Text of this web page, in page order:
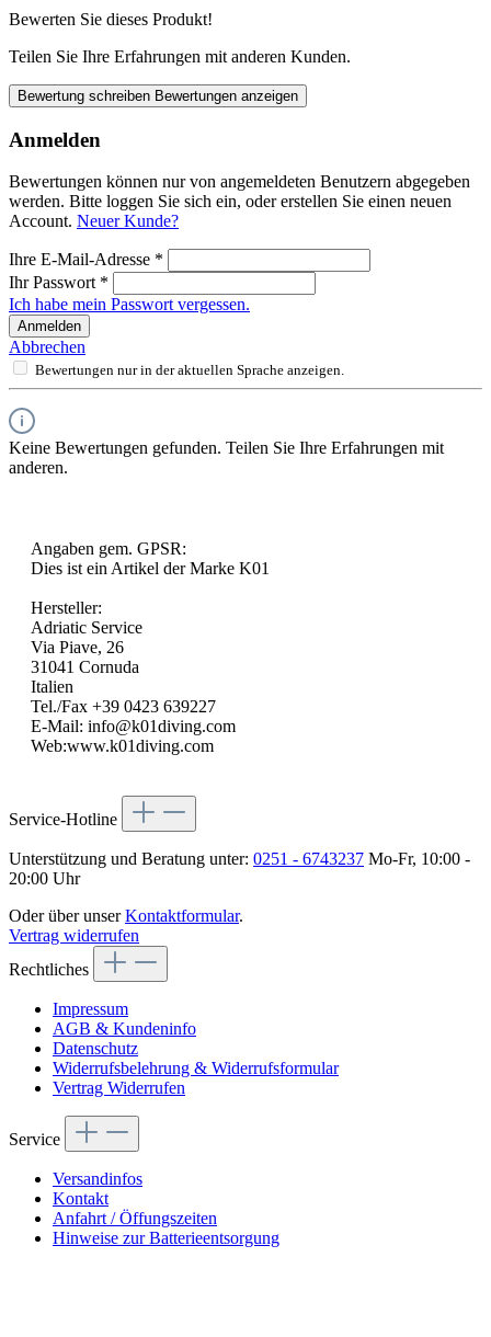
Bewerten Sie dieses Produkt!
Teilen Sie Ihre Erfahrungen mit anderen Kunden.
Bewertung schreiben Bewertungen anzeigen
Anmelden
Bewertungen können nur von angemeldeten Benutzern abgegeben
werden. Bitte loggen Sie sich ein, oder erstellen Sie einen neuen
Account. Neuer Kunde?
Ihre E-Mail-Adresse *
Ihr Passwort *
Ich habe mein Passwort vergessen.
Anmelden
Abbrechen
Bewertungen nur in der aktuellen Sprache anzeigen.
Keine Bewertungen gefunden. Teilen Sie Ihre Erfahrungen mit
anderen.
Angaben gem. GPSR:
Dies ist ein Artikel der Marke K01
Hersteller:
Adriatic Service
Via Piave, 26
31041 Cornuda
Italien
Tel./Fax +39 0423 639227
E-Mail: info@k01diving.com
Web:www.k01diving.com
Service-Hotline
Unterstützung und Beratung unter: 0251 - 6743237 Mo-Fr, 10:00 -
20:00 Uhr
Oder über unserKontaktformular.
Vertrag widerrufen
Rechtliches
Impressum
AGB & Kundeninfo
Datenschutz
Widerrufsbelehrung & Widerrufsformular
Vertrag Widerrufen
Service
Versandinfos
Kontakt
Anfahrt / Öffungszeiten
Hinweise zur Batterieentsorgung